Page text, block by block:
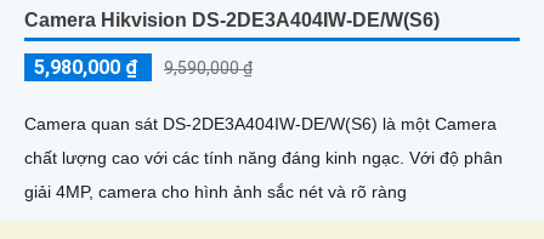
Camera Hikvision DS-2DE3A404IW-DE/W(S6)
5,980,000 ₫ 9,590,000 ₫
Camera quan sát DS-2DE3A404IW-DE/W(S6) là một Camera
chất lượng cao với các tính năng đáng kinh ngạc. Với độ phân
giải 4MP, camera cho hình ảnh sắc nét và rõ ràng